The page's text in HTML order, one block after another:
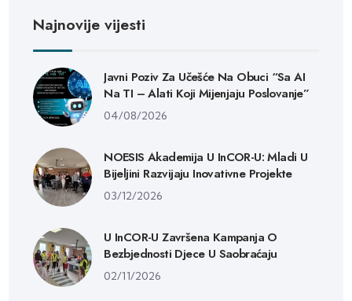
Najnovije vijesti
Javni Poziv Za Učešće Na Obuci “Sa AI
Na TI – Alati Koji Mijenjaju Poslovanje”
04/08/2026
NOESIS Akademija U InCOR-U: Mladi U
Bijeljini Razvijaju Inovativne Projekte
03/12/2026
U InCOR-U Završena Kampanja O
Bezbjednosti Djece U Saobraćaju
02/11/2026